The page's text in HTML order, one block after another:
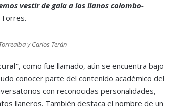
vestir de gala a los llanos colombo-
y Carlos Terán
, como fue llamado, aún se encuentra bajo
conocer parte del contenido académico del
con reconocidas personalidades,
llaneros. También destaca el nombre de un